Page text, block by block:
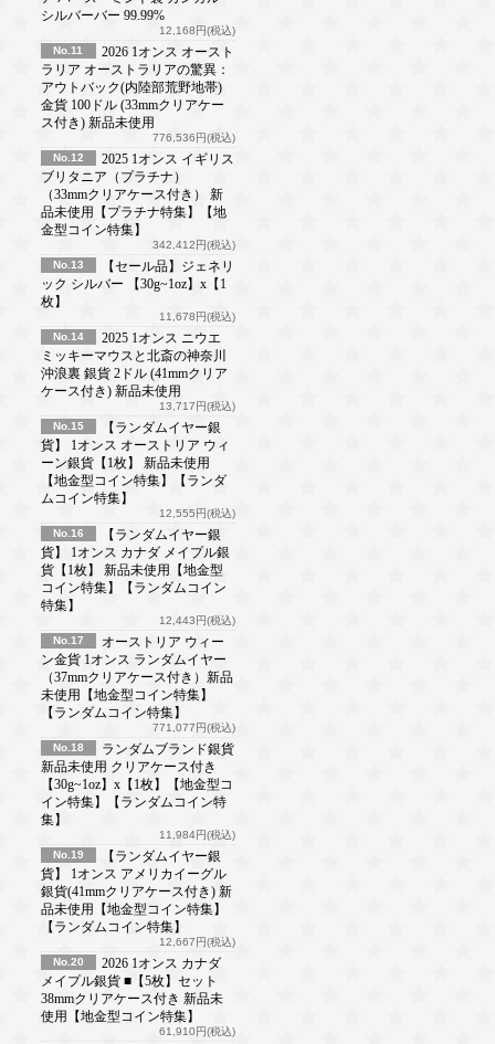
シルバーバー 99.99%
12,168円(税込)
No.11
2026 1オンス オースト
ラリア オーストラリアの驚異：
アウトバック(内陸部荒野地帯)
金貨 100ドル (33mmクリアケー
ス付き) 新品未使用
776,536円(税込)
No.12
2025 1オンス イギリス
ブリタニア（プラチナ）
（33mmクリアケース付き） 新
品未使用【プラチナ特集】【地
金型コイン特集】
342,412円(税込)
No.13
【セール品】ジェネリ
ック シルバー 【30g~1oz】x【1
枚】
11,678円(税込)
No.14
2025 1オンス ニウエ
ミッキーマウスと北斎の神奈川
沖浪裏 銀貨 2ドル (41mmクリア
ケース付き) 新品未使用
13,717円(税込)
No.15
【ランダムイヤー銀
貨】 1オンス オーストリア ウィ
ーン銀貨【1枚】 新品未使用
【地金型コイン特集】【ランダ
ムコイン特集】
12,555円(税込)
No.16
【ランダムイヤー銀
貨】 1オンス カナダ メイプル銀
貨【1枚】 新品未使用【地金型
コイン特集】【ランダムコイン
特集】
12,443円(税込)
No.17
オーストリア ウィー
ン金貨 1オンス ランダムイヤー
（37mmクリアケース付き）新品
未使用【地金型コイン特集】
【ランダムコイン特集】
771,077円(税込)
No.18
ランダムブランド銀貨
新品未使用 クリアケース付き
【30g~1oz】x【1枚】【地金型コ
イン特集】【ランダムコイン特
集】
11,984円(税込)
No.19
【ランダムイヤー銀
貨】 1オンス アメリカイーグル
銀貨(41mmクリアケース付き) 新
品未使用【地金型コイン特集】
【ランダムコイン特集】
12,667円(税込)
No.20
2026 1オンス カナダ
メイプル銀貨 ■【5枚】セット
38mmクリアケース付き 新品未
使用【地金型コイン特集】
61,910円(税込)